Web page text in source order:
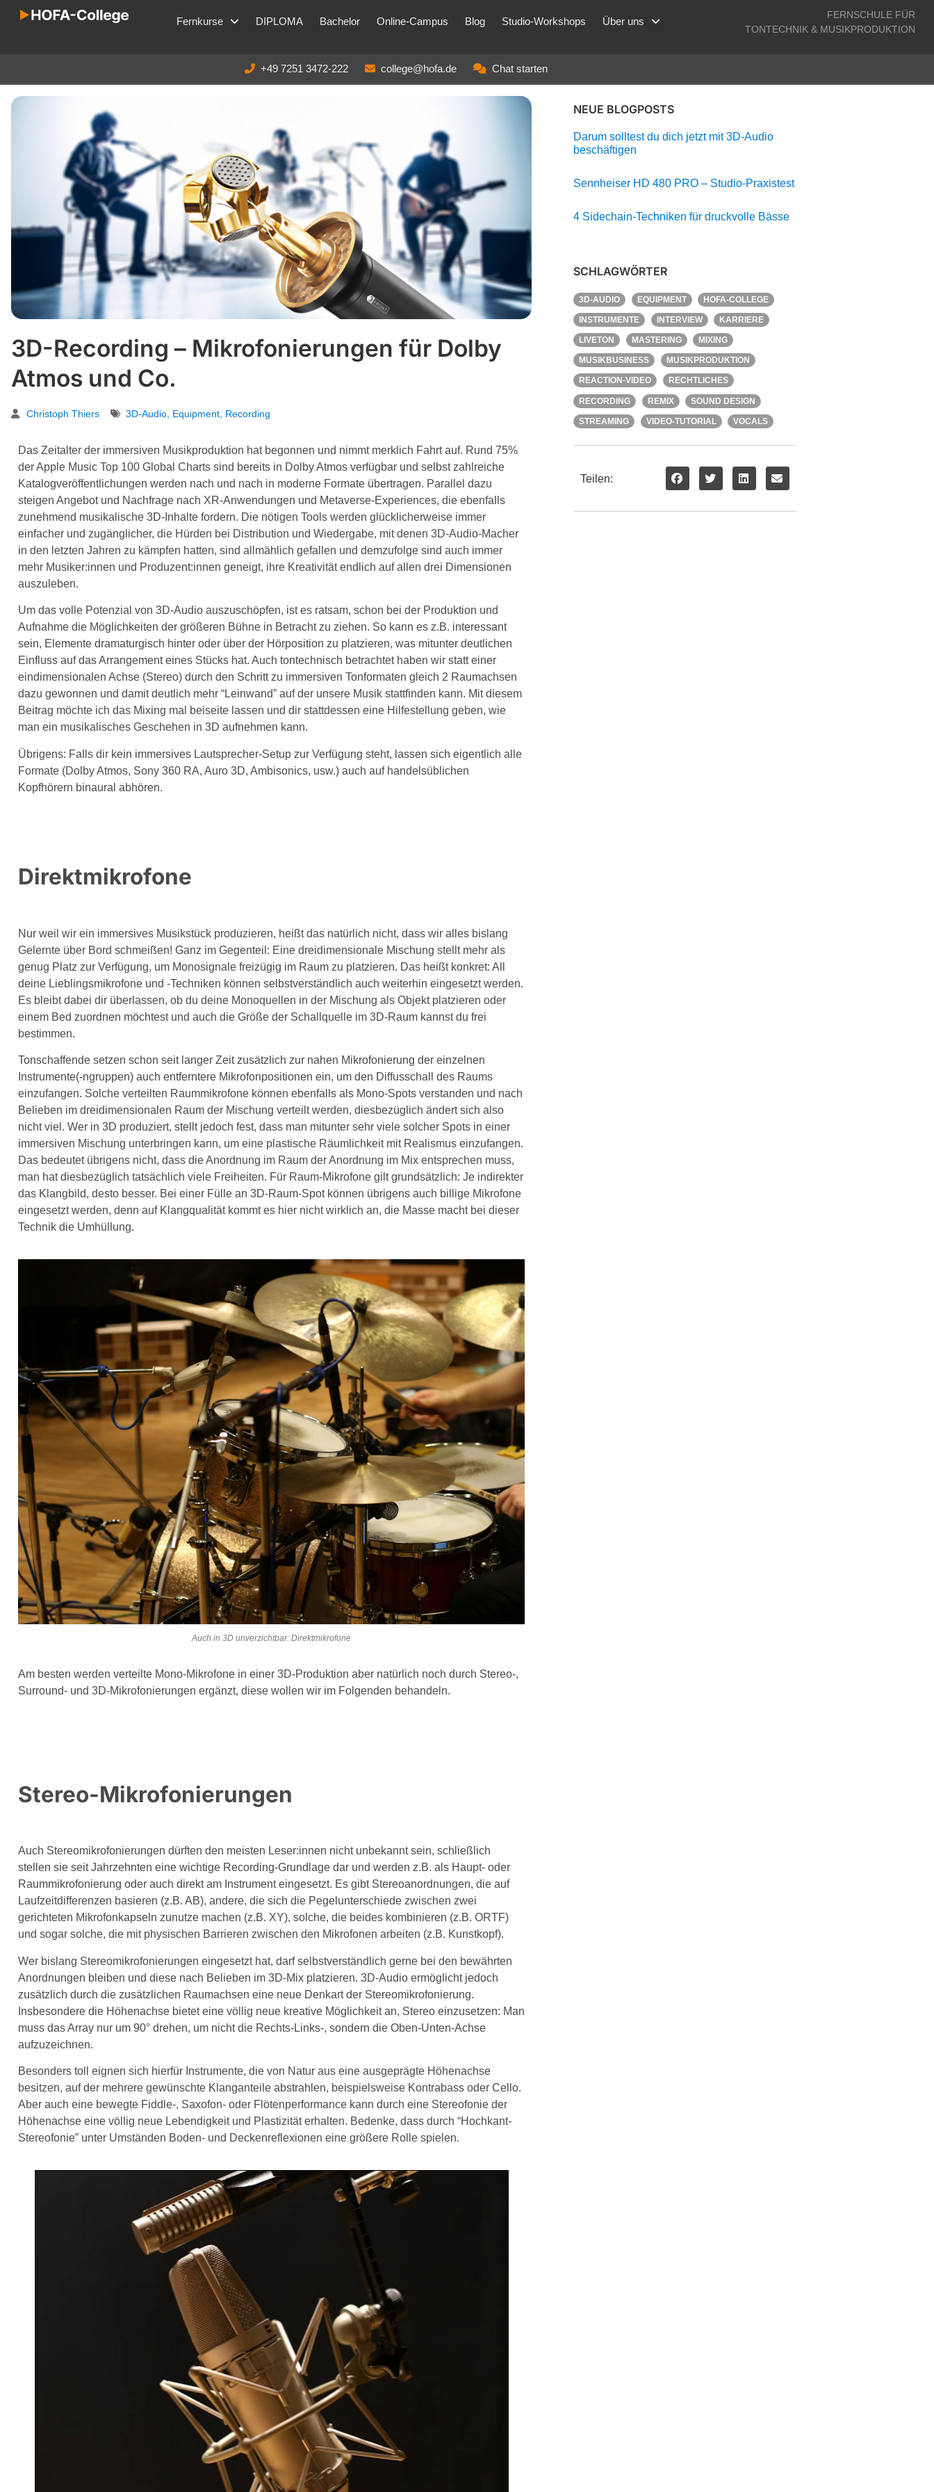
Fernkurse DIPLOMA Bachelor Online-Campus Blog Studio-Workshops Über uns
FERNSCHULE FÜR
TONTECHNIK & MUSIKPRODUKTION
+49 7251 3472-222 college@hofa.de Chat starten
3D-Recording – Mikrofonierungen für Dolby
Atmos und Co.
Christoph Thiers 3D-Audio Equipment Recording
Das Zeitalter der immersiven Musikproduktion hat begonnen und nimmt merklich Fahrt auf. Rund 75%
der Apple Music Top 100 Global Charts sind bereits in Dolby Atmos verfügbar und selbst zahlreiche
Katalogveröffentlichungen werden nach und nach in moderne Formate übertragen. Parallel dazu
steigen Angebot und Nachfrage nach XR-Anwendungen und Metaverse-Experiences, die ebenfalls
zunehmend musikalische 3D-Inhalte fordern. Die nötigen Tools werden glücklicherweise immer
einfacher und zugänglicher, die Hürden bei Distribution und Wiedergabe, mit denen 3D-Audio-Macher
in den letzten Jahren zu kämpfen hatten, sind allmählich gefallen und demzufolge sind auch immer
mehr Musiker:innen und Produzent:innen geneigt, ihre Kreativität endlich auf allen drei Dimensionen
auszuleben.
Um das volle Potenzial von 3D-Audio auszuschöpfen, ist es ratsam, schon bei der Produktion und
Aufnahme die Möglichkeiten der größeren Bühne in Betracht zu ziehen. So kann es z.B. interessant
sein, Elemente dramaturgisch hinter oder über der Hörposition zu platzieren, was mitunter deutlichen
Einfluss auf das Arrangement eines Stücks hat. Auch tontechnisch betrachtet haben wir statt einer
eindimensionalen Achse (Stereo) durch den Schritt zu immersiven Tonformaten gleich 2 Raumachsen
dazu gewonnen und damit deutlich mehr “Leinwand” auf der unsere Musik stattfinden kann. Mit diesem
Beitrag möchte ich das Mixing mal beiseite lassen und dir stattdessen eine Hilfestellung geben, wie
man ein musikalisches Geschehen in 3D aufnehmen kann.
Übrigens: Falls dir kein immersives Lautsprecher-Setup zur Verfügung steht, lassen sich eigentlich alle
Formate (Dolby Atmos, Sony 360 RA, Auro 3D, Ambisonics, usw.) auch auf handelsüblichen
Kopfhörern binaural abhören.
Direktmikrofone
Nur weil wir ein immersives Musikstück produzieren, heißt das natürlich nicht, dass wir alles bislang
Gelernte über Bord schmeißen! Ganz im Gegenteil: Eine dreidimensionale Mischung stellt mehr als
genug Platz zur Verfügung, um Monosignale freizügig im Raum zu platzieren. Das heißt konkret: All
deine Lieblingsmikrofone und -Techniken können selbstverständlich auch weiterhin eingesetzt werden.
Es bleibt dabei dir überlassen, ob du deine Monoquellen in der Mischung als Objekt platzieren oder
einem Bed zuordnen möchtest und auch die Größe der Schallquelle im 3D-Raum kannst du frei
bestimmen.
Tonschaffende setzen schon seit langer Zeit zusätzlich zur nahen Mikrofonierung der einzelnen
Instrumente(-ngruppen) auch entferntere Mikrofonpositionen ein, um den Diffusschall des Raums
einzufangen. Solche verteilten Raummikrofone können ebenfalls als Mono-Spots verstanden und nach
Belieben im dreidimensionalen Raum der Mischung verteilt werden, diesbezüglich ändert sich also
nicht viel. Wer in 3D produziert, stellt jedoch fest, dass man mitunter sehr viele solcher Spots in einer
immersiven Mischung unterbringen kann, um eine plastische Räumlichkeit mit Realismus einzufangen.
Das bedeutet übrigens nicht, dass die Anordnung im Raum der Anordnung im Mix entsprechen muss,
man hat diesbezüglich tatsächlich viele Freiheiten. Für Raum-Mikrofone gilt grundsätzlich: Je indirekter
das Klangbild, desto besser. Bei einer Fülle an 3D-Raum-Spot können übrigens auch billige Mikrofone
eingesetzt werden, denn auf Klangqualität kommt es hier nicht wirklich an, die Masse macht bei dieser
Technik die Umhüllung.
Auch in 3D unverzichtbar: Direktmikrofone
Am besten werden verteilte Mono-Mikrofone in einer 3D-Produktion aber natürlich noch durch Stereo-,
Surround- und 3D-Mikrofonierungen ergänzt, diese wollen wir im Folgenden behandeln.
Stereo-Mikrofonierungen
Auch Stereomikrofonierungen dürften den meisten Leser:innen nicht unbekannt sein, schließlich
stellen sie seit Jahrzehnten eine wichtige Recording-Grundlage dar und werden z.B. als Haupt- oder
Raummikrofonierung oder auch direkt am Instrument eingesetzt. Es gibt Stereoanordnungen, die auf
Laufzeitdifferenzen basieren (z.B. AB), andere, die sich die Pegelunterschiede zwischen zwei
gerichteten Mikrofonkapseln zunutze machen (z.B. XY), solche, die beides kombinieren (z.B. ORTF)
und sogar solche, die mit physischen Barrieren zwischen den Mikrofonen arbeiten (z.B. Kunstkopf).
Wer bislang Stereomikrofonierungen eingesetzt hat, darf selbstverständlich gerne bei den bewährten
Anordnungen bleiben und diese nach Belieben im 3D-Mix platzieren. 3D-Audio ermöglicht jedoch
zusätzlich durch die zusätzlichen Raumachsen eine neue Denkart der Stereomikrofonierung.
Insbesondere die Höhenachse bietet eine völlig neue kreative Möglichkeit an, Stereo einzusetzen: Man
muss das Array nur um 90° drehen, um nicht die Rechts-Links-, sondern die Oben-Unten-Achse
aufzuzeichnen.
Besonders toll eignen sich hierfür Instrumente, die von Natur aus eine ausgeprägte Höhenachse
besitzen, auf der mehrere gewünschte Klanganteile abstrahlen, beispielsweise Kontrabass oder Cello.
Aber auch eine bewegte Fiddle-, Saxofon- oder Flötenperformance kann durch eine Stereofonie der
Höhenachse eine völlig neue Lebendigkeit und Plastizität erhalten. Bedenke, dass durch “Hochkant-
Stereofonie” unter Umständen Boden- und Deckenreflexionen eine größere Rolle spielen.
NEUE BLOGPOSTS
Darum solltest du dich jetzt mit 3D-Audio
beschäftigen
Sennheiser HD 480 PRO – Studio-Praxistest
4 Sidechain-Techniken für druckvolle Bässe
SCHLAGWÖRTER
3D-AUDIO EQUIPMENT HOFA-COLLEGE
INSTRUMENTE INTERVIEW KARRIERE
LIVETON MASTERING MIXING
MUSIKBUSINESS MUSIKPRODUKTION
REACTION-VIDEO RECHTLICHES
RECORDING REMIX SOUND DESIGN
STREAMING VIDEO-TUTORIAL VOCALS
Teilen: